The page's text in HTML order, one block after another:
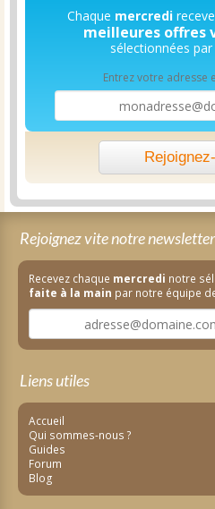
Chaque mercredi
meilleures offres
sélectionnées
Entrez votre adresse
Rejoignez vite notre
Recevez chaque mercredi notre
faite à la main par notre équipe
Liens utiles
Accueil
Qui sommes-nous ?
Guides
Forum
Blog